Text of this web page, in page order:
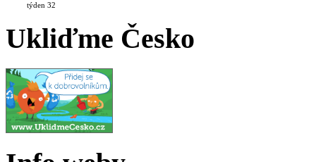
týden 32
Ukliďme Česko